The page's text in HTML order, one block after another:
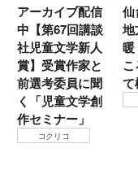
アーカイブ配信
中【第67回講談
社児童文学新人
賞】受賞作家と
前選考委員に聞
く「児童文学創
作セミナー」
コクリコ
仙
地
て